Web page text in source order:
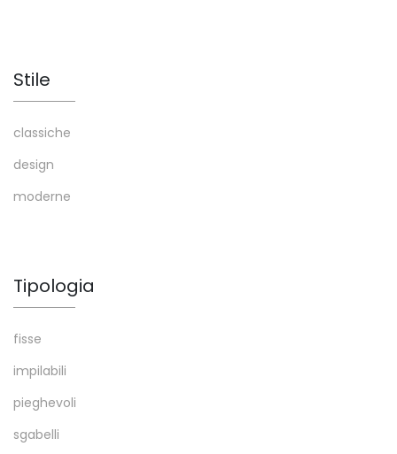
Stile
classiche
design
moderne
Tipologia
fisse
impilabili
pieghevoli
sgabelli